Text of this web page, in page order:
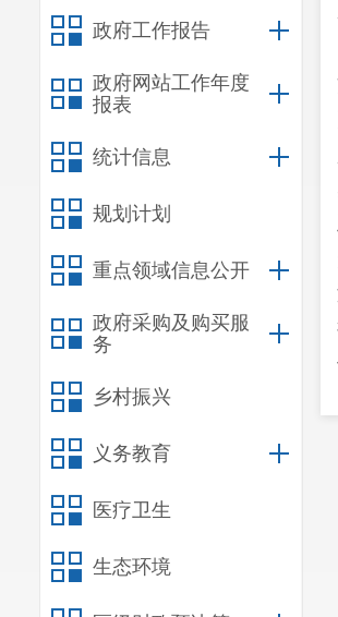
政府工作报告
政府网站工作年度
报表
统计信息
规划计划
重点领域信息公开
政府采购及购买服
务
乡村振兴
义务教育
医疗卫生
生态环境